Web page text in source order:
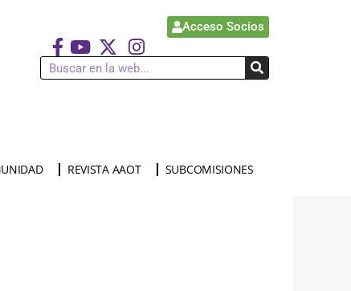
Acceso Socios
REVISTA AAOT SUBCOMISIONES